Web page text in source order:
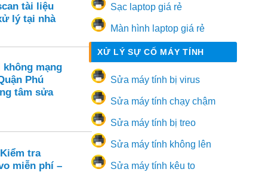
tài liệu
lý tại nhà
mạng
Phú
tâm sửa
tra
miễn phí –
Sạc laptop giá rẻ
Màn hình laptop giá rẻ
XỬ LÝ SỰ CỐ MÁY TÍNH
Sửa máy tính bị virus
Sửa máy tính chạy chậm
Sửa máy tính bị treo
Sửa máy tính không lên
Sửa máy tính kêu to